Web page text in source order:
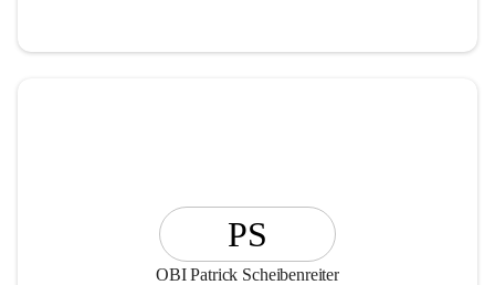
PS
OBI Patrick Scheibenreiter